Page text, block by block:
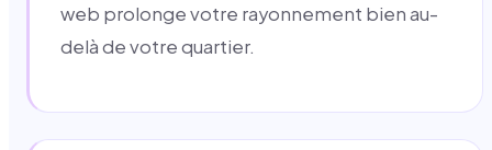
web prolonge votre rayonnement bien au-
delà de votre quartier.